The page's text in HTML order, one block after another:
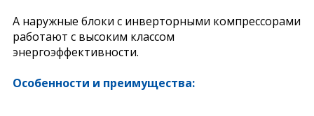
А наружные блоки с инверторными компрессорами
работают с высоким классом
энергоэффективности.
Особенности и преимущества: